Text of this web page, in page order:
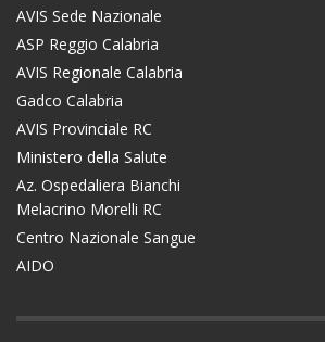
AVIS Sede Nazionale
ASP Reggio Calabria
AVIS Regionale Calabria
Gadco Calabria
AVIS Provinciale RC
Ministero della Salute
Az. Ospedaliera Bianchi
Melacrino Morelli RC
Centro Nazionale Sangue
AIDO